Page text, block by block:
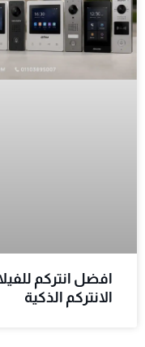
افضل انتركم
الانتركم الذكية